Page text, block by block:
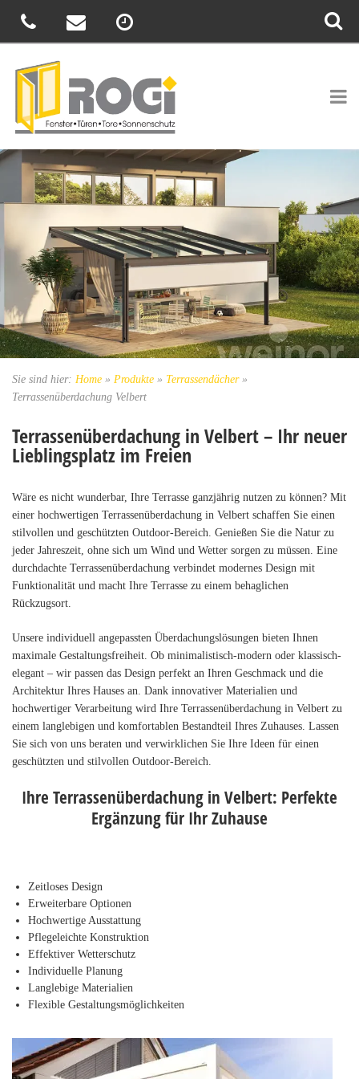
Sie sind hier: Home » Produkte » Terrassendächer»
Terrassenüberdachung Velbert
Terrassenüberdachung in Velbert – Ihr neuer
Lieblingsplatz im Freien
Wäre es nicht wunderbar, Ihre Terrasse ganzjährig nutzen zu können? Mit
einer hochwertigen Terrassenüberdachung in Velbert schaffen Sie einen
stilvollen und geschützten Outdoor-Bereich. Genießen Sie die Natur zu
jeder Jahreszeit, ohne sich um Wind und Wetter sorgen zu müssen. Eine
durchdachte Terrassenüberdachung verbindet modernes Design mit
Funktionalität und macht Ihre Terrasse zu einem behaglichen
Rückzugsort.
Unsere individuell angepassten Überdachungslösungen bieten Ihnen
maximale Gestaltungsfreiheit. Ob minimalistisch-modern oder klassisch-
elegant – wir passen das Design perfekt an Ihren Geschmack und die
Architektur Ihres Hauses an. Dank innovativer Materialien und
hochwertiger Verarbeitung wird Ihre Terrassenüberdachung in Velbert zu
einem langlebigen und komfortablen Bestandteil Ihres Zuhauses. Lassen
Sie sich von uns beraten und verwirklichen Sie Ihre Ideen für einen
geschützten und stilvollen Outdoor-Bereich.
Ihre Terrassenüberdachung in Velbert: Perfekte
Ergänzung für Ihr Zuhause
Zeitloses Design
Erweiterbare Optionen
Hochwertige Ausstattung
Pflegeleichte Konstruktion
Effektiver Wetterschutz
Individuelle Planung
Langlebige Materialien
Flexible Gestaltungsmöglichkeiten